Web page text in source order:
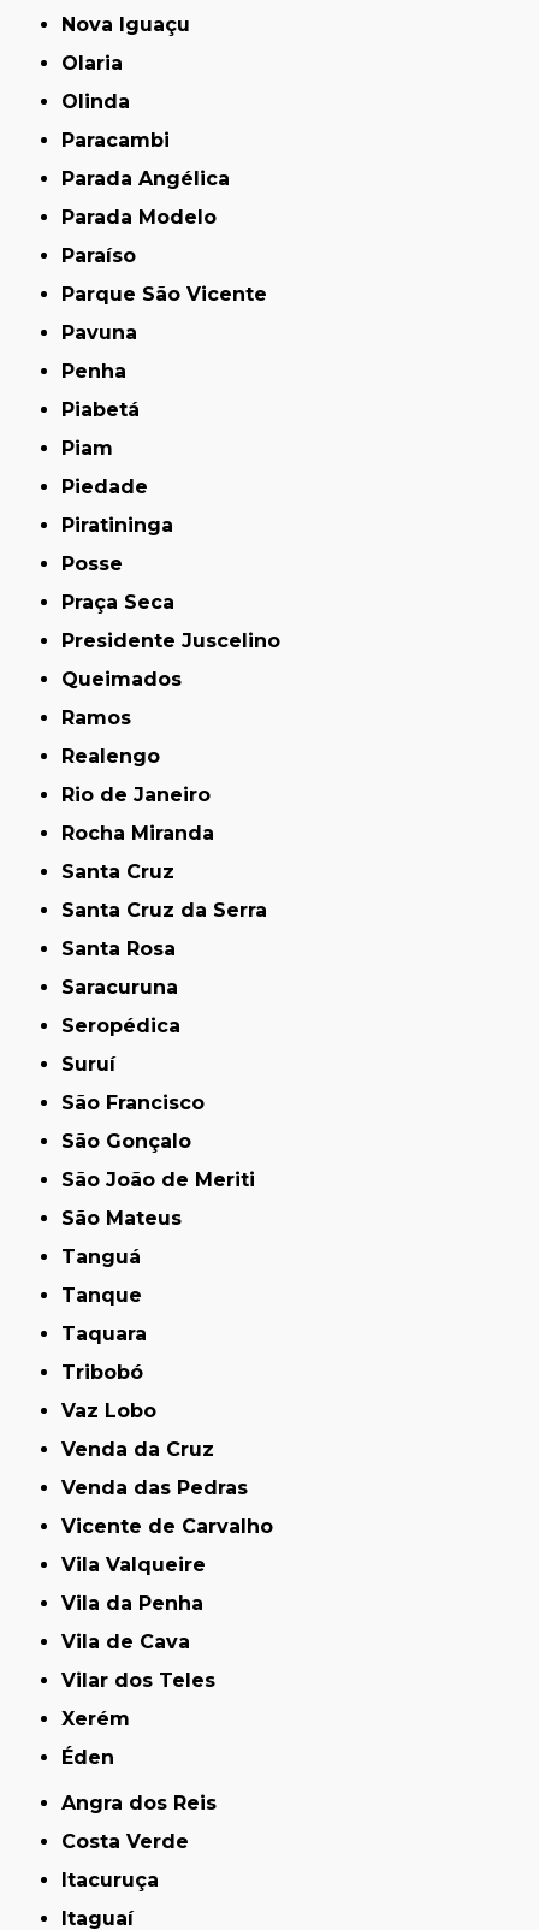
Nova Iguaçu
Olaria
Olinda
Paracambi
Parada Angélica
Parada Modelo
Paraíso
Parque São Vicente
Pavuna
Penha
Piabetá
Piam
Piedade
Piratininga
Posse
Praça Seca
Presidente Juscelino
Queimados
Ramos
Realengo
Rio de Janeiro
Rocha Miranda
Santa Cruz
Santa Cruz da Serra
Santa Rosa
Saracuruna
Seropédica
Suruí
São Francisco
São Gonçalo
São João de Meriti
São Mateus
Tanguá
Tanque
Taquara
Tribobó
Vaz Lobo
Venda da Cruz
Venda das Pedras
Vicente de Carvalho
Vila Valqueire
Vila da Penha
Vila de Cava
Vilar dos Teles
Xerém
Éden
Angra dos Reis
Costa Verde
Itacuruça
Itaguaí